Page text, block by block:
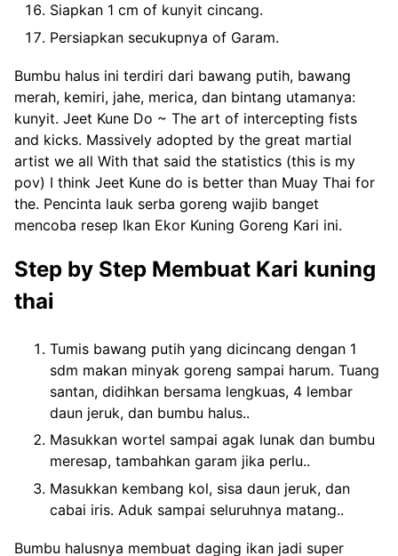
Siapkan 1 cm of kunyit cincang.
Persiapkan secukupnya of Garam.
Bumbu halus ini terdiri dari bawang putih, bawang
merah, kemiri, jahe, merica, dan bintang utamanya:
kunyit. Jeet Kune Do ~ The art of intercepting fists
and kicks. Massively adopted by the great martial
artist we all With that said the statistics (this is my
pov) I think Jeet Kune do is better than Muay Thai for
the. Pencinta lauk serba goreng wajib banget
mencoba resep Ikan Ekor Kuning Goreng Kari ini.
Step by Step Membuat Kari kuning
thai
Tumis bawang putih yang dicincang dengan 1
sdm makan minyak goreng sampai harum. Tuang
santan, didihkan bersama lengkuas, 4 lembar
daun jeruk, dan bumbu halus..
Masukkan wortel sampai agak lunak dan bumbu
meresap, tambahkan garam jika perlu..
Masukkan kembang kol, sisa daun jeruk, dan
cabai iris. Aduk sampai seluruhnya matang..
Bumbu halusnya membuat daging ikan jadi super